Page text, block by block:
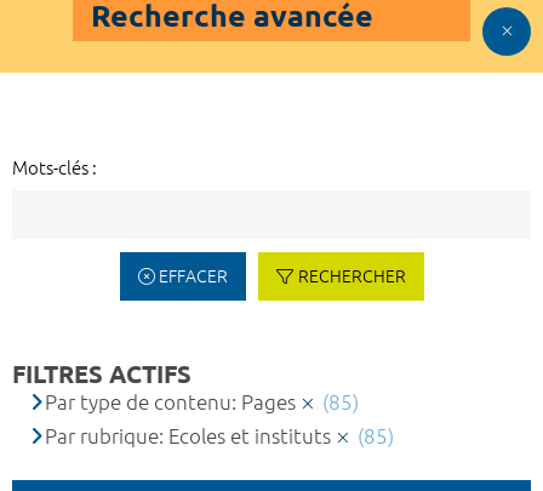
Recherche avancée
Mots-clés :
EFFACER RECHERCHER
FILTRES ACTIFS
Par type de contenu: Pages
(85)
Par rubrique: Ecoles et instituts
(85)